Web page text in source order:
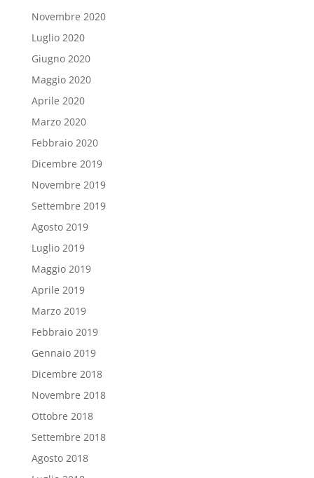
Novembre 2020
Luglio 2020
Giugno 2020
Maggio 2020
Aprile 2020
Marzo 2020
Febbraio 2020
Dicembre 2019
Novembre 2019
Settembre 2019
Agosto 2019
Luglio 2019
Maggio 2019
Aprile 2019
Marzo 2019
Febbraio 2019
Gennaio 2019
Dicembre 2018
Novembre 2018
Ottobre 2018
Settembre 2018
Agosto 2018